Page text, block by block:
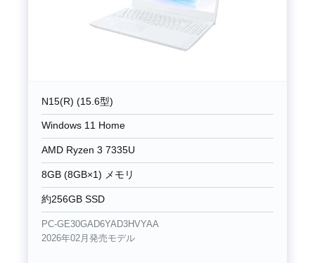
N15(R) (15.6型)
Windows 11 Home
AMD Ryzen 3 7335U
8GB (8GB×1) メモリ
約256GB SSD
PC-GE30GAD6YAD3HVYAA
2026年02月発売モデル